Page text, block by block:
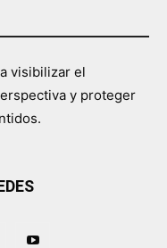
visibilizar el
y proteger